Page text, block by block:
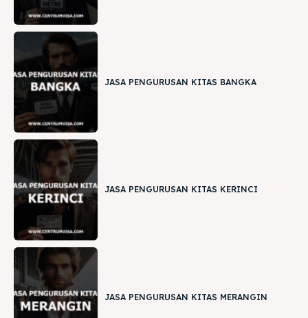
JASA PENGURUSAN KITAS BANGKA
JASA PENGURUSAN KITAS KERINCI
JASA PENGURUSAN KITAS MERANGIN